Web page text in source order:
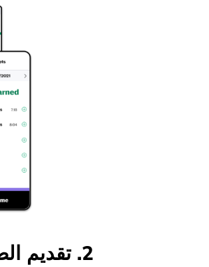
2. تقديم الضرائب تلقائيًّا